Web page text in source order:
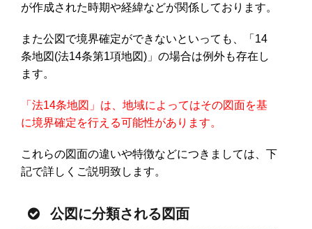
が作成された時期や経緯などが関係しております。
また公図で境界確定ができないといっても、「14
条地図(法14条第1項地図)」の場合は例外も存在し
ます。
「法14条地図」は、地域によってはその図面を基
に境界確定を行える可能性があります。
これらの図面の違いや特徴などにつきましては、下
記で詳しくご説明致します。
公図に分類される図面